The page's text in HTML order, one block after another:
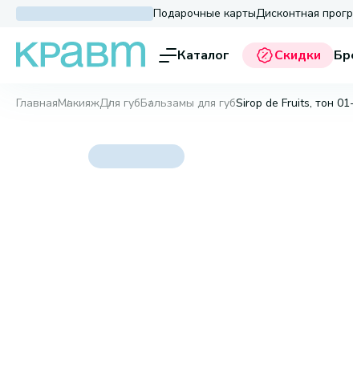
Подарочные картыДисконтная
Каталог Скидки
ГлавнаяМакияжДля губБальзамы для губSirop de Fruits, тон